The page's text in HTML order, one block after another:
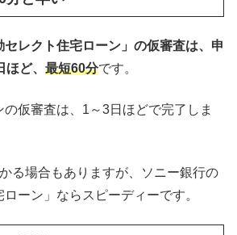
セレクト住宅ローン」の仮審査は、申
ど、 最短60分です。
仮審査は、1～3日ほどで完了しま
る場合もありますが、ソニー銀行の
ローン」ならスピーディーです。